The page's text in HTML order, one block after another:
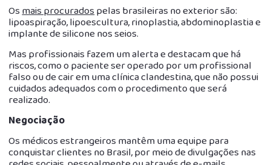
Osmais procuradospelas brasileiras no exterior são:
lipoaspiração, lipoescultura, rinoplastia, abdominoplastia e
implante de silicone nos seios.
Mas profissionais fazem um alerta e destacam que há
riscos, como o paciente ser operado por um profissional
falso ou de cair em uma clínica clandestina, que não possui
cuidados adequados com o procedimento que será
realizado.
Negociação
Os médicos estrangeiros mantêm uma equipe para
conquistar clientes no Brasil, por meio de divulgações nas